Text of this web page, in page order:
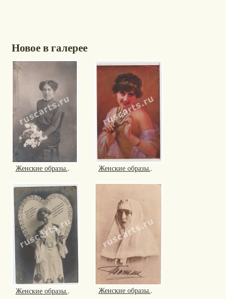
Новое в галерее
Женские образы.. Женские образы..
Женские образы.. Женские образы..